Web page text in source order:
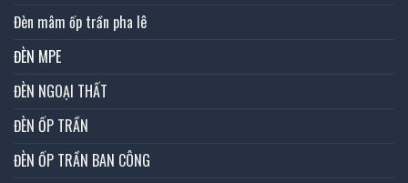
Đèn mâm ốp trần pha lê
ĐÈN MPE
ĐÈN NGOẠI THẤT
ĐÈN ỐP TRẦN
ĐÈN ỐP TRẦN BAN CÔNG